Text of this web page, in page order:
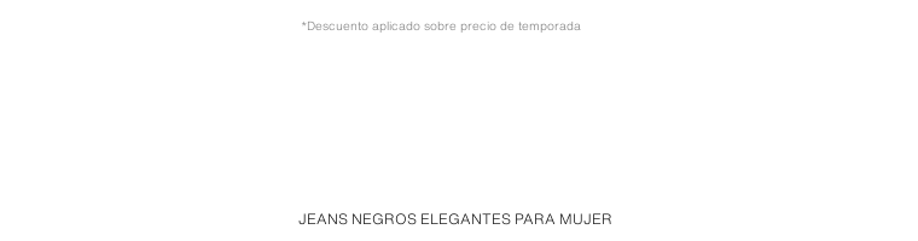
*Descuento aplicado sobre precio de temporada
JEANS NEGROS ELEGANTES PARA MUJER